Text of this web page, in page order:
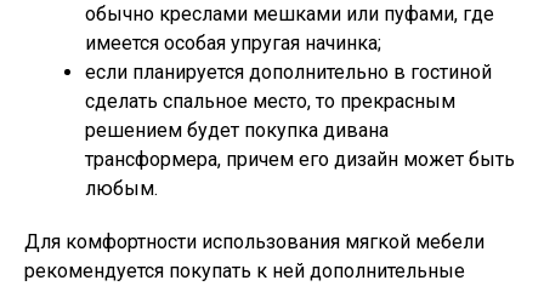
обычно креслами мешками или пуфами, где
имеется особая упругая начинка;
если планируется дополнительно в гостиной
сделать спальное место, то прекрасным
решением будет покупка дивана
трансформера, причем его дизайн может быть
любым.
Для комфортности использования мягкой мебели
рекомендуется покупать к ней дополнительные